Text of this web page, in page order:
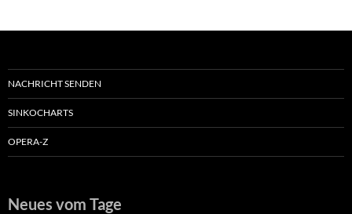
NACHRICHT SENDEN
SINKOCHARTS
OPERA-Z
Neues vom Tage